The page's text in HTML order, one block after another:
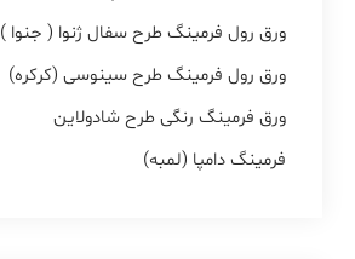
ورق رول فرمینگ طرح سفال ژنوا ( جنوا )
ورق رول فرمینگ طرح سینوسی (کرکره)
ورق فرمینگ رنگی طرح شادولاین
فرمینگ دامپا (لمبه)